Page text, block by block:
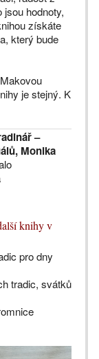
hodnoty,
získáte
který bude
je stejný. K
–
Monika
knihy v
pro dny
tradic, svátků